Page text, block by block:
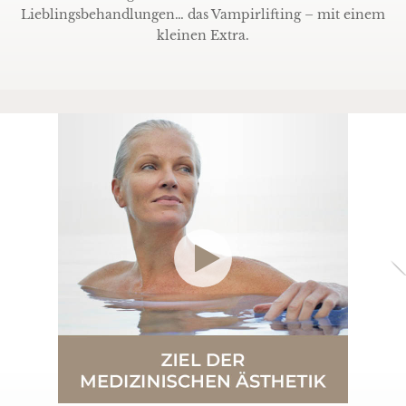
Lieblingsbehandlungen… das Vampirlifting – mit einem
kleinen Extra.